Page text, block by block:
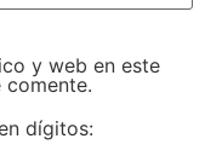
y web en este
dígitos: